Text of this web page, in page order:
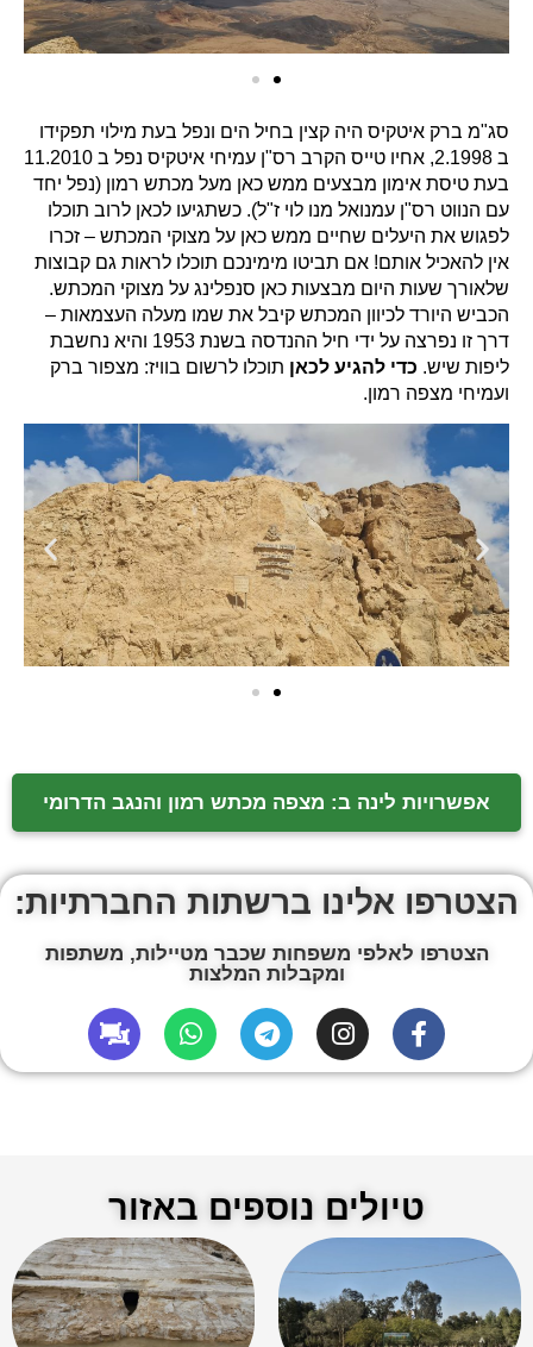
סג"מ ברק איטקיס היה קצין בחיל הים ונפל בעת מילוי תפקידו
ב 2.1998, אחיו טייס הקרב רס"ן עמיחי איטקיס נפל ב 11.2010
בעת טיסת אימון מבצעים ממש כאן מעל מכתש רמון (נפל יחד
עם הנווט רס"ן עמנואל מנו לוי ז"ל). כשתגיעו לכאן לרוב תוכלו
לפגוש את היעלים שחיים ממש כאן על מצוקי המכתש – זכרו
אין להאכיל אותם! אם תביטו מימינכם תוכלו לראות גם קבוצות
שלאורך שעות היום מבצעות כאן סנפלינג על מצוקי המכתש.
הכביש היורד לכיוון המכתש קיבל את שמו מעלה העצמאות –
דרך זו נפרצה על ידי חיל ההנדסה בשנת 1953 והיא נחשבת
ליפות שיש. כדי להגיע לכאן תוכלו לרשום בוויז: מצפור ברק
ועמיחי מצפה רמון.
אפשרויות לינה ב: מצפה מכתש רמון והנגב הדרומי
הצטרפו אלינו ברשתות החברתיות:
הצטרפו לאלפי משפחות שכבר מטיילות, משתפות
ומקבלות המלצות
טיולים נוספים באזור